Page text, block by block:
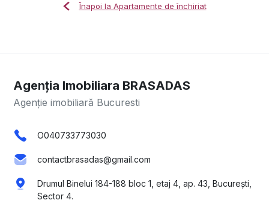
Înapoi la Apartamente de închiriat
Agenția Imobiliara BRASADAS
Agenție imobiliară Bucuresti
O040733773030
contactbrasadas@gmail.com
Drumul Binelui 184-188 bloc 1, etaj 4, ap. 43, București,
Sector 4.